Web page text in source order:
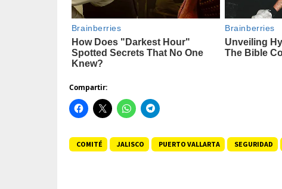
Compartir:
COMITÉ JALISCO PUERTO VALLARTA SEGURIDAD